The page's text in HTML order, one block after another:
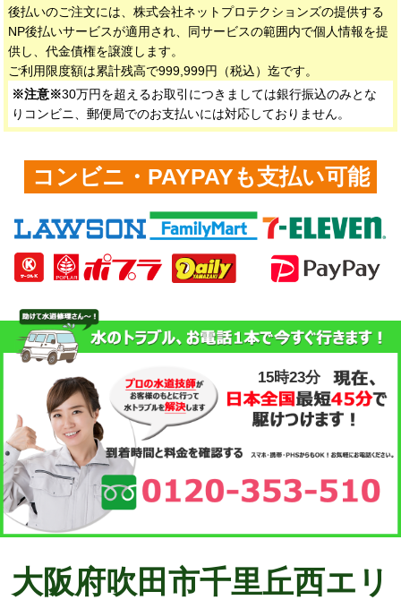
後払いのご注文には、株式会社ネットプロテクションズの提供する
NP後払いサービスが適用され、同サービスの範囲内で個人情報を提
供し、代金債権を譲渡します。
ご利用限度額は累計残高で999,999円（税込）迄です。
※注意※30万円を超えるお取引につきましては銀行振込のみとな
りコンビニ、郵便局でのお支払いには対応しておりません。
コンビニ・PAYPAYも支払い可能
15時23分
大阪府吹田市千里丘西エリ